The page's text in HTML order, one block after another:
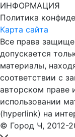
ИНФОРМАЦИЯ
Политика
Карта сайта
Все права
допускается
материалы,
соответствии с
авторском
использовании
(hyperlink) на
© Город Ч, 2012-